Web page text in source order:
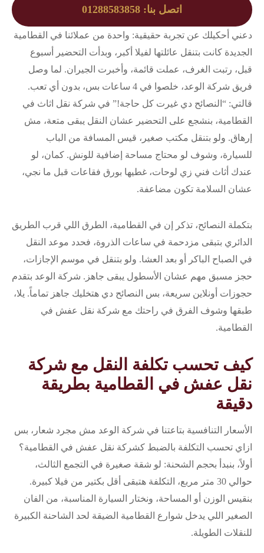
اتصل بنا: 01288583858
دعني أحكيلك عن تجربة حقيقية: واحدة من عملائنا في القطامية
الجديدة كانت بتنقل عائلتها لفيلا أكبر، وبدأت التحضير أسبوع
قبل، رتبت الغرف، عملت قائمة، وأخبرت الجيران. لما وصل
فريق شركة الوعد، خلصوا في 4 ساعات بس، بدون أي تعب.
قالتي: “النصائح دي غيرت كل حاجة!” في شركة نقل اثاث في
القطامية، بنشجع على التحضير عشان النقل يبقى متعة، مش
إرهاق. ولو بتنقل مكتب صغير، قيس المسافة من الباب
للسيارة، وشوف لو محتاج مساحة إضافية للونش. كمان، لو
عندك أثاث فني زي لوحات، غطيها بورق فقاعات قبل ما نجي،
عشان السلامة تكون مضاعفة.
بتكملة النصائح، تذكر إن في القطامية، الطرق اللي قرب الطريق
الدائري بتبقى مزدحمة في ساعات الذروة، فحدد موعد النقل
في الصباح الباكر أو بعد العشا. ولو بتنقل في موسم الإجازات،
حجز مسبق مهم عشان الأسطول يبقى جاهز. شركة الوعد بتقدم
حجوزات أونلاين سريعة، بس النصائح دي هتخليك جاهز تماماً. يلا،
طبقها وشوف الفرق في راحتك مع شركة نقل عفش في
القطامية.
كيف تحسب تكلفة النقل مع شركة
نقل عفش في القطامية بطريقة
دقيقة
الأسعار التنافسية بتاعتنا في شركة الوعد مش مجرد شعار، بس
ازاي تحسب التكلفة بالضبط كشركة نقل عفش في القطامية؟
أولاً، بنبدأ بحجم الشحنة: لو شقة صغيرة في التجمع الثالث،
حوالي 30 متر مربع، التكلفة هتبقى أقل بكتير من فيلا كبيرة.
بنقيس الوزن أو المساحة، ونختار السيارة المناسبة، من الفان
الصغير اللي يدخل شوارع القطامية الضيقة لحد الشاحنة الكبيرة
للنقلات الطويلة.